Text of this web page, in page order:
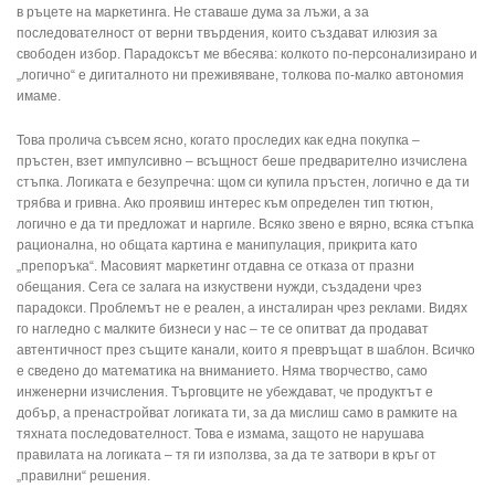
в ръцете на маркетинга. Не ставаше дума за лъжи, а за
последователност от верни твърдения, които създават илюзия за
свободен избор. Парадоксът ме вбесява: колкото по-персонализирано и
„логично“ е дигиталното ни преживяване, толкова по-малко автономия
имаме.
Това пролича съвсем ясно, когато проследих как една покупка –
пръстен, взет импулсивно – всъщност беше предварително изчислена
стъпка. Логиката е безупречна: щом си купила пръстен, логично е да ти
трябва и гривна. Ако проявиш интерес към определен тип тютюн,
логично е да ти предложат и наргиле. Всяко звено е вярно, всяка стъпка
рационална, но общата картина е манипулация, прикрита като
„препоръка“. Масовият маркетинг отдавна се отказа от празни
обещания. Сега се залага на изкуствени нужди, създадени чрез
парадокси. Проблемът не е реален, а инсталиран чрез реклами. Видях
го нагледно с малките бизнеси у нас – те се опитват да продават
автентичност през същите канали, които я превръщат в шаблон. Всичко
е сведено до математика на вниманието. Няма творчество, само
инженерни изчисления. Търговците не убеждават, че продуктът е
добър, а пренастройват логиката ти, за да мислиш само в рамките на
тяхната последователност. Това е измама, защото не нарушава
правилата на логиката – тя ги използва, за да те затвори в кръг от
„правилни“ решения.